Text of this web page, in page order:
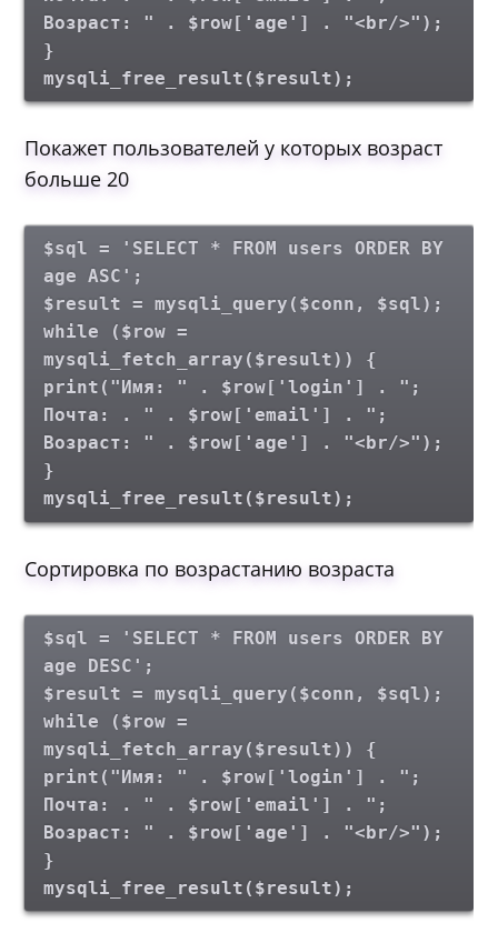
Возраст: " . $row['age'] . "<br/>");
}
mysqli_free_result($result);
Покажет пользователей у которых возраст
больше 20
$sql = 'SELECT * FROM users ORDER BY
age ASC';
$result = mysqli_query($conn, $sql);
while ($row =
mysqli_fetch_array($result)) {
print("Имя: " . $row['login'] . ";
Почта: . " . $row['email'] . ";
Возраст: " . $row['age'] . "<br/>");
}
mysqli_free_result($result);
Сортировка по возрастанию возраста
$sql = 'SELECT * FROM users ORDER BY
age DESC';
$result = mysqli_query($conn, $sql);
while ($row =
mysqli_fetch_array($result)) {
print("Имя: " . $row['login'] . ";
Почта: . " . $row['email'] . ";
Возраст: " . $row['age'] . "<br/>");
}
mysqli_free_result($result);